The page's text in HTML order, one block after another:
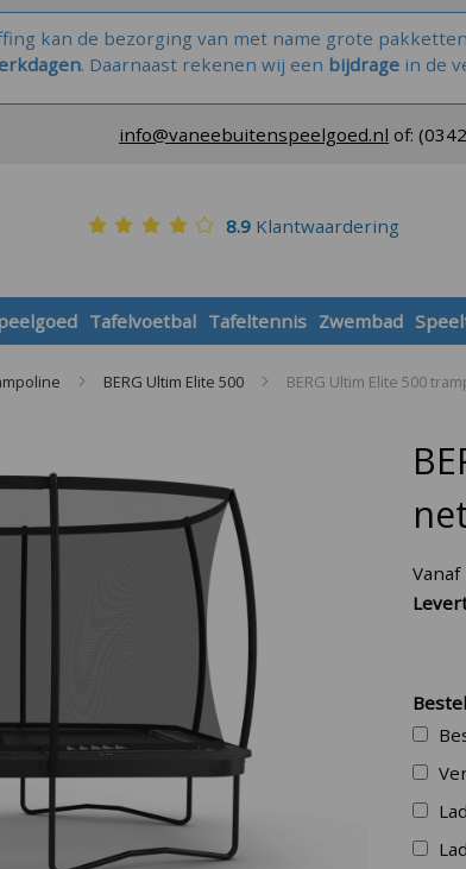
kan de bezorging van met name grote
. Daarnaast rekenen wij een bijdragein de
info@vaneebuitenspeelgoed.nl of:
8.9Klantwaardering
Tafelvoetbal Tafeltennis Zwembad
BERG Ultim Elite 500 BERG Ultim Elite 500
Vanaf